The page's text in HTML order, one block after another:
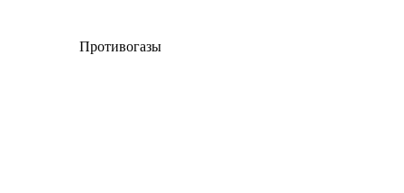
Противогазы